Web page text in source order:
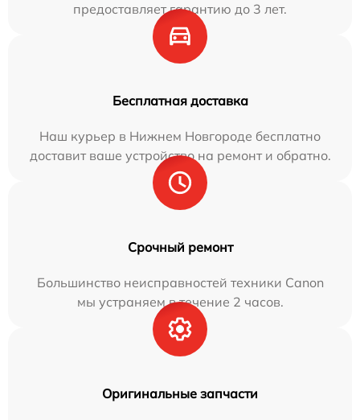
предоставляет гарантию до 3 лет.
Бесплатная доставка
Наш курьер в Нижнем Новгороде бесплатно
доставит ваше устройство на ремонт и обратно.
Срочный ремонт
Большинство неисправностей техники Canon
мы устраняем в течение 2 часов.
Оригинальные запчасти